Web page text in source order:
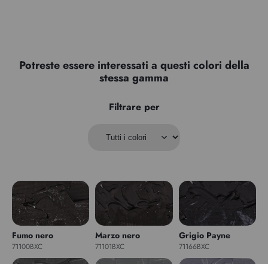
Potreste essere interessati a questi colori della
stessa gamma
Filtrare per
Fumo nero
71100BXC
Marzo nero
71101BXC
Grigio Payne
71166BXC